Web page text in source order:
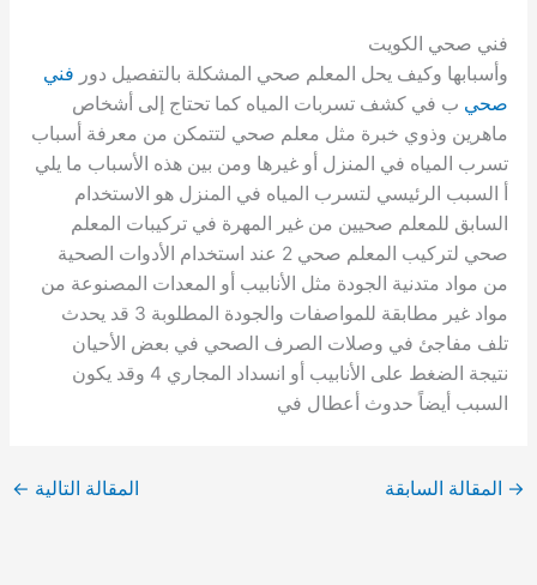
فني صحي الكويت
وأسبابها وكيف يحل المعلم صحي المشكلة بالتفصيل دور فني
صحي ب في كشف تسربات المياه كما تحتاج إلى أشخاص
ماهرين وذوي خبرة مثل معلم صحي لتتمكن من معرفة أسباب
تسرب المياه في المنزل أو غيرها ومن بين هذه الأسباب ما يلي
أ السبب الرئيسي لتسرب المياه في المنزل هو الاستخدام
السابق للمعلم صحيين من غير المهرة في تركيبات المعلم
صحي لتركيب المعلم صحي 2 عند استخدام الأدوات الصحية
من مواد متدنية الجودة مثل الأنابيب أو المعدات المصنوعة من
مواد غير مطابقة للمواصفات والجودة المطلوبة 3 قد يحدث
تلف مفاجئ في وصلات الصرف الصحي في بعض الأحيان
نتيجة الضغط على الأنابيب أو انسداد المجاري 4 وقد يكون
السبب أيضاً حدوث أعطال في
→ المقالة السابقة المقالة التالية ←